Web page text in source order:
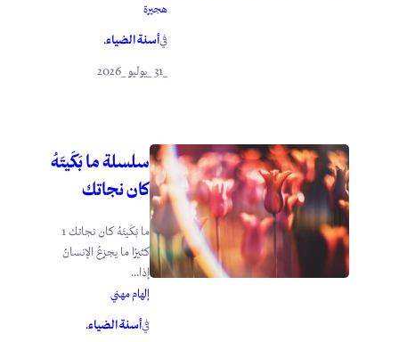
هجيرة
فيأسنة الضياء.
سلسلة ما بَكَيتَهُ
كان نجاتك
ما بَكَيتَهُ كان نجاتك 1
كثيرًا ما يجزعُ الإنسانُ
إذا...
إلهام مهني
فيأسنة الضياء.